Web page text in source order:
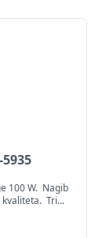
100 W. Nagib
kvaliteta. Tri...